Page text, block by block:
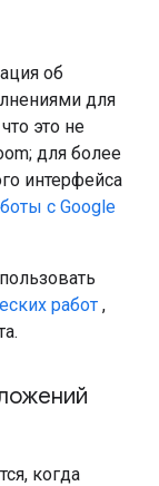
об
для
это не
для более
интерфейса
с Google
работ ,
когда